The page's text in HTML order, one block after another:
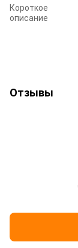
Короткое
описание
Отзывы